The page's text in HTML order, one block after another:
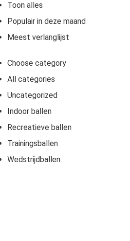
Toon alles
Populair in deze maand
Meest verlanglijst
Choose category
All categories
Uncategorized
Indoor ballen
Recreatieve ballen
Trainingsballen
Wedstrijdballen